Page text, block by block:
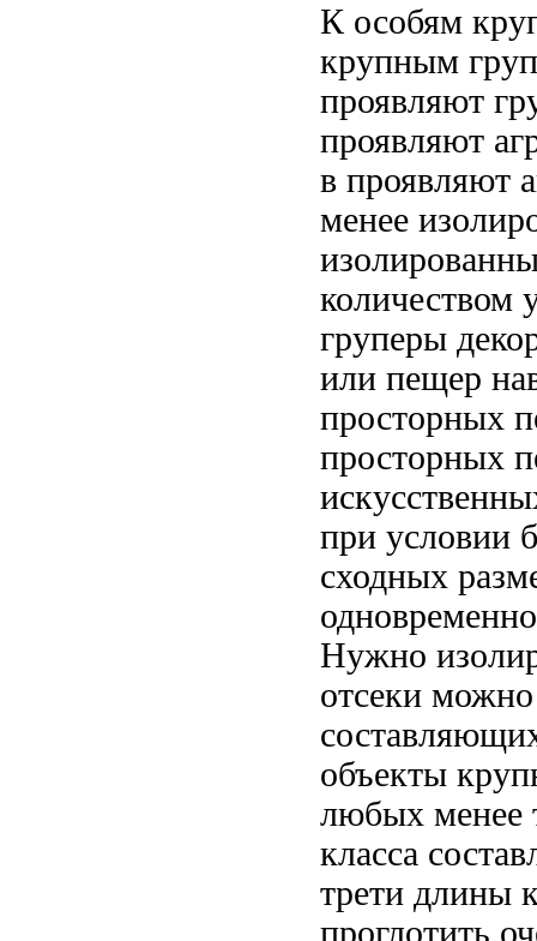
К особям
крупным
проявляют
проявляют
в проявляют
менее
количеством
груперы
или пещер
просторных
просторных
при условии
сходных
Нужно
отсеки
объекты
любых менее
класса
трети длины
проглотить